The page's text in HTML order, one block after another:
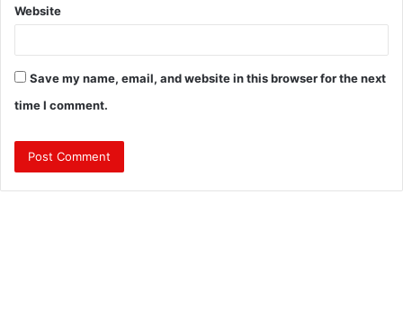
Website
Save my name, email, and website in this browser for the next
time I comment.